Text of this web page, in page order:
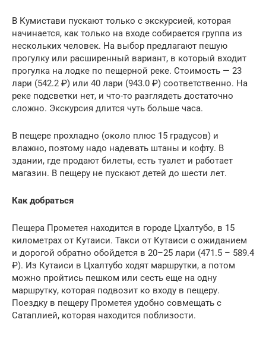
В Кумистави пускают только с экскурсией, которая
начинается, как только на входе собирается группа из
нескольких человек. На выбор предлагают пешую
прогулку или расширенный вариант, в который входит
прогулка на лодке по пещерной реке. Стоимость — 23
лари (542.2 ₽) или 40 лари (943.0 ₽) соответственно. На
реке подсветки нет, и что-то разглядеть достаточно
сложно. Экскурсия длится чуть больше часа.
В пещере прохладно (около плюс 15 градусов) и
влажно, поэтому надо надевать штаны и кофту. В
здании, где продают билеты, есть туалет и работает
магазин. В пещеру не пускают детей до шести лет.
Как добраться
Пещера Прометея находится в городе Цхалтубо, в 15
километрах от Кутаиси. Такси от Кутаиси с ожиданием
и дорогой обратно обойдется в 20–25 лари (471.5 – 589.4
₽). Из Кутаиси в Цхалтубо ходят маршрутки, а потом
можно пройтись пешком или сесть еще на одну
маршрутку, которая подвозит ко входу в пещеру.
Поездку в пещеру Прометея удобно совмещать с
Сатаплией, которая находится поблизости.